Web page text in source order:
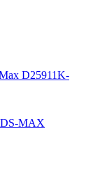
D25911K-